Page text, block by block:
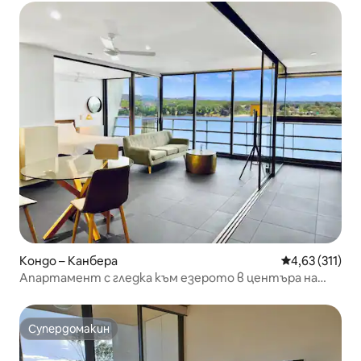
Кондо – Канбера Средна
4,63 (311)
Апартамент с гледка към езерото в центъра на
университет
Супердомакин
Супердомакин